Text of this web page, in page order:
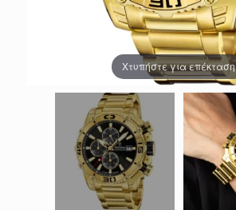
Χτυπήστε για επέκταση